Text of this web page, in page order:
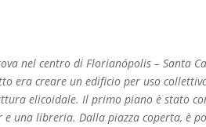
nel centro di Florianópolis – Santa
era creare un edificio per uso
elicoidale. Il primo piano è stato
una libreria. Dalla piazza coperta, è